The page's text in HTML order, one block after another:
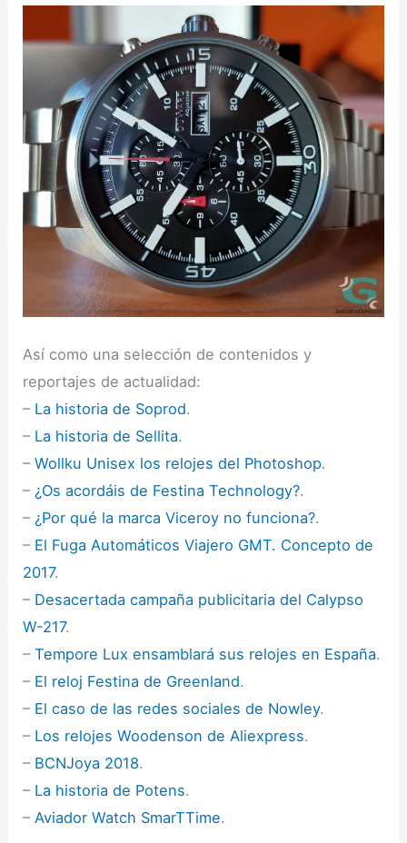
Así como una selección de contenidos y
reportajes de actualidad:
– La historia de Soprod.
– La historia de Sellita.
–Wollku Unisex los relojes del Photoshop.
– ¿Os acordáis de Festina Technology?.
– ¿Por qué la marca Viceroy no funciona?.
– El Fuga Automáticos Viajero GMT. Concepto de
2017.
– Desacertada campaña publicitaria del Calypso
W-217.
–Tempore Lux ensamblará sus relojes en España.
– El reloj Festina de Greenland.
– El caso de las redes sociales de Nowley.
– Los relojes Woodenson de Aliexpress.
– BCNJoya 2018.
– La historia de Potens.
–Aviador Watch SmarTTime.